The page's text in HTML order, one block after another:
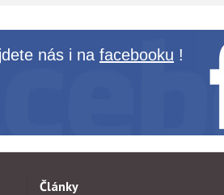
nás i na facebooku !
Články